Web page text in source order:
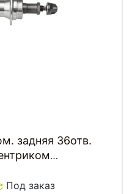
задняя 36отв.
Под заказ